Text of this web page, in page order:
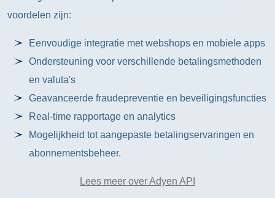
voordelen zijn:
Eenvoudige integratie met webshops en mobiele apps
Ondersteuning voor verschillende betalingsmethoden
en valuta's
Geavanceerde fraudepreventie en beveiligingsfuncties
Real-time rapportage en analytics
Mogelijkheid tot aangepaste betalingservaringen en
abonnementsbeheer.
Lees meer over Adyen API